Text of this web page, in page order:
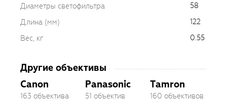
Диаметры светофильтра
58
Длина (мм)
122
Вес, кг
0.55
Другие объективы
Canon
163 объектива
Panasonic
51 объектив
Tamron
160 объективов